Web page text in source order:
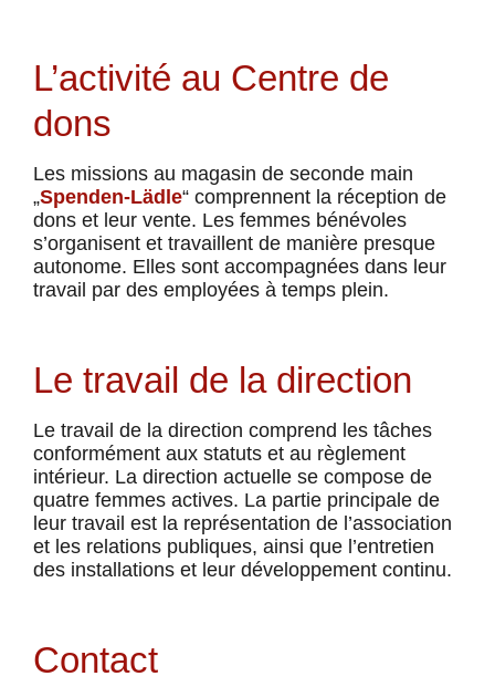
L’activité au Centre de
dons
Les missions au magasin de seconde main
„Spenden-Lädle“ comprennent la réception de
dons et leur vente. Les femmes bénévoles
s’organisent et travaillent de manière presque
autonome. Elles sont accompagnées dans leur
travail par des employées à temps plein.
Le travail de la direction
Le travail de la direction comprend les tâches
conformément aux statuts et au règlement
intérieur. La direction actuelle se compose de
quatre femmes actives. La partie principale de
leur travail est la représentation de l’association
et les relations publiques, ainsi que l’entretien
des installations et leur développement continu.
Contact